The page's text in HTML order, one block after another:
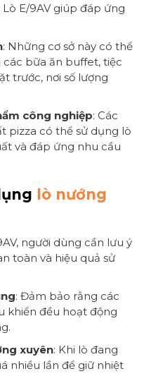
E/9AV giúp đáp ứng
: Những cơ sở này có thể
bữa ăn buffet, tiệc
trước, nơi số lượng
công nghiệp: Các
pizza có thể sử dụng lò
và đáp ứng nhu cầu
lò nướng
người dùng cần lưu ý
toàn và hiệu quả sử
: Đảm bảo rằng các
khiển đều hoạt động
xuyên: Khi lò đang
nhiều lần để giữ nhiệt